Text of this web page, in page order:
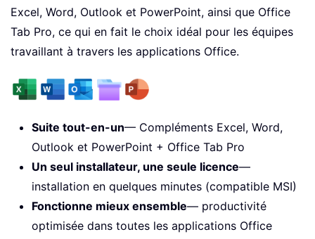
Excel, Word, Outlook et PowerPoint, ainsi que Office
Tab Pro, ce qui en fait le choix idéal pour les équipes
travaillant à travers les applications Office.
Suite tout-en-un— Compléments Excel, Word,
Outlook et PowerPoint + Office Tab Pro
Un seul installateur, une seule licence—
installation en quelques minutes (compatible MSI)
Fonctionne mieux ensemble— productivité
optimisée dans toutes les applications Office